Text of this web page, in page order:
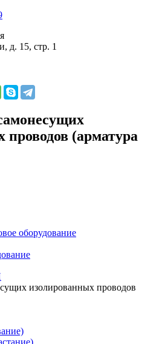
д. 15, стр. 1
проводов (арматура
оборудование
изолированных проводов